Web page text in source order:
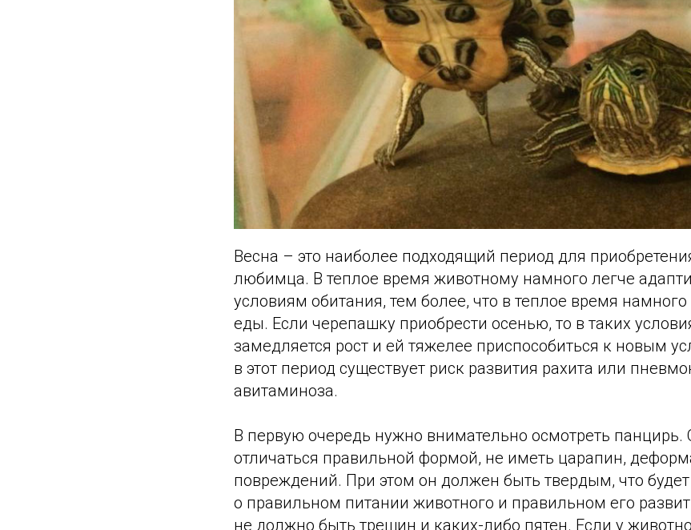
Весна – это наиболее подходящий период для
любимца. В теплое время животному намного легче
условиям обитания, тем более, что в теплое время
еды. Если черепашку приобрести осенью, то в таких
замедляется рост и ей тяжелее приспособиться к новым
в этот период существует риск развития рахита или
авитаминоза.
В первую очередь нужно внимательно осмотреть панцирь.
отличаться правильной формой, не иметь царапин,
повреждений. При этом он должен быть твердым, что будет
о правильном питании животного и правильном его
не должно быть трещин и каких-либо пятен. Если у